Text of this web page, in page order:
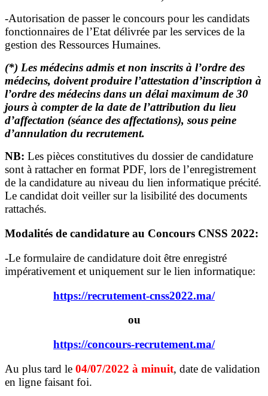
-Autorisation de passer le concours pour les candidats
fonctionnaires de l’Etat délivrée par les services de la
gestion des Ressources Humaines.
(*) Les médecins admis et non inscrits à l’ordre des
médecins, doivent produire l’attestation d’inscription à
l’ordre des médecins dans un délai maximum de 30
jours à compter de la date de l’attribution du lieu
d’affectation (séance des affectations), sous peine
d’annulation du recrutement.
NB: Les pièces constitutives du dossier de candidature
sont à rattacher en format PDF, lors de l’enregistrement
de la candidature au niveau du lien informatique précité.
Le candidat doit veiller sur la lisibilité des documents
rattachés.
Modalités de candidature au Concours CNSS 2022:
-Le formulaire de candidature doit être enregistré
impérativement et uniquement sur le lien informatique:
https://recrutement-cnss2022.ma/
ou
https://concours-recrutement.ma/
Au plus tard le 04/07/2022 à minuit, date de validation
en ligne faisant foi.